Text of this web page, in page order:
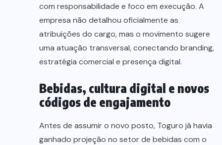
com responsabilidade e foco em execução. A
empresa não detalhou oficialmente as
atribuições do cargo, mas o movimento sugere
uma atuação transversal, conectando branding,
estratégia comercial e presença digital.
Bebidas, cultura digital e novos
códigos de engajamento
Antes de assumir o novo posto, Toguro já havia
ganhado projeção no setor de bebidas com o